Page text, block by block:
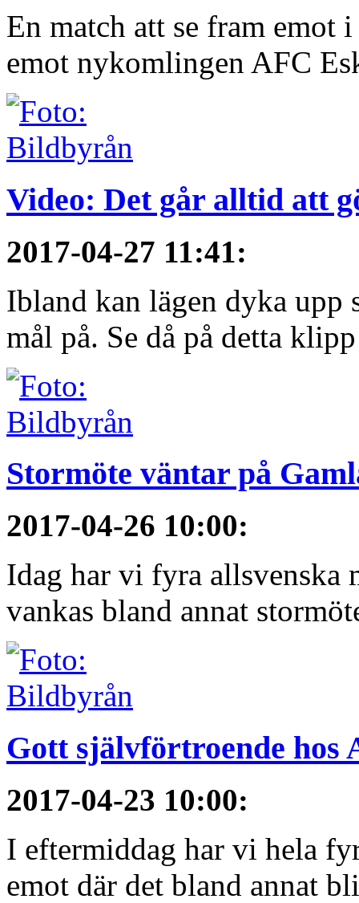
En match att se fram emot
emot nykomlingen AFC
Video: Det går alltid att
2017-04-27 11:41:
Ibland kan lägen dyka upp
mål på. Se då på detta
Stormöte väntar på
2017-04-26 10:00:
Idag har vi fyra allsvenska
vankas bland annat
Gott självförtroende hos
2017-04-23 10:00:
I eftermiddag har vi hela
emot där det bland annat